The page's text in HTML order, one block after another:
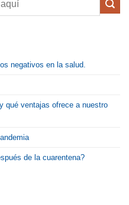
negativos en la salud.
qué ventajas ofrece a nuestro
de la cuarentena?